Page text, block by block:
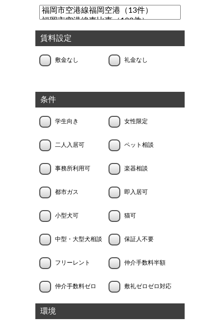
賃料設定
敷金なし 礼金なし
条件
学生向き 女性限定
二人入居可 ペット相談
事務所利用可 楽器相談
都市ガス 即入居可
小型犬可 猫可
中型・大型犬相談 保証人不要
フリーレント 仲介手数料半額
仲介手数料ゼロ 敷礼ゼロゼロ対応
環境